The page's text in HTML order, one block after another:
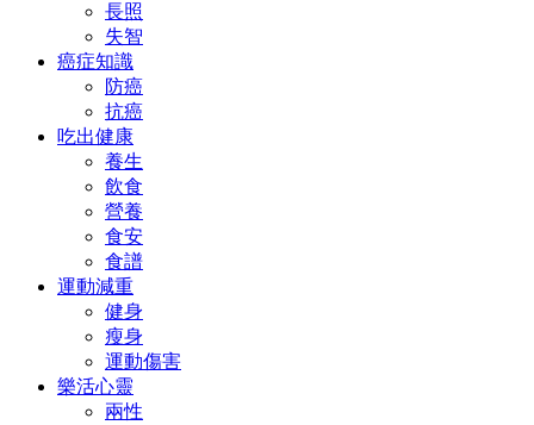
長照
失智
癌症知識
防癌
抗癌
吃出健康
養生
飲食
營養
食安
食譜
運動減重
健身
瘦身
運動傷害
樂活心靈
兩性